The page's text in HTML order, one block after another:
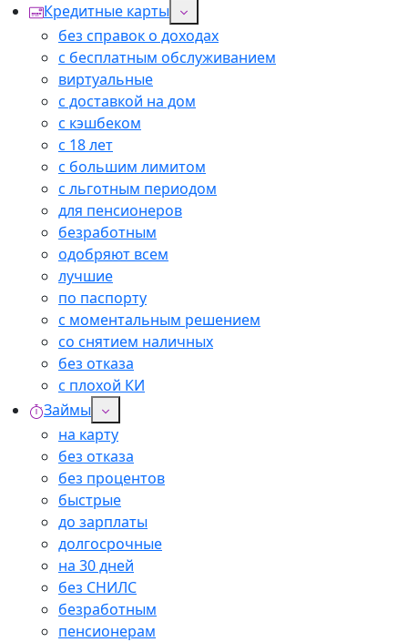
Кредитные карты
без справок о доходах
с бесплатным обслуживанием
виртуальные
с доставкой на дом
с кэшбеком
с 18 лет
с большим лимитом
с льготным периодом
для пенсионеров
безработным
одобряют всем
лучшие
по паспорту
с моментальным решением
со снятием наличных
без отказа
с плохой КИ
Займы
на карту
без отказа
без процентов
быстрые
до зарплаты
долгосрочные
на 30 дней
без СНИЛС
безработным
пенсионерам